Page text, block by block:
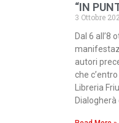
“IN
3 Ottobre
Dal 6 all’8
autori
che
Libreria
Dialogherà